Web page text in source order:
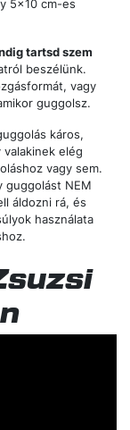
tudja az
5x10 cm-es
tartsd szem
beszélünk.
vagy
káros,
elég
vagy sem.
NEM
áldozni rá, és
használata